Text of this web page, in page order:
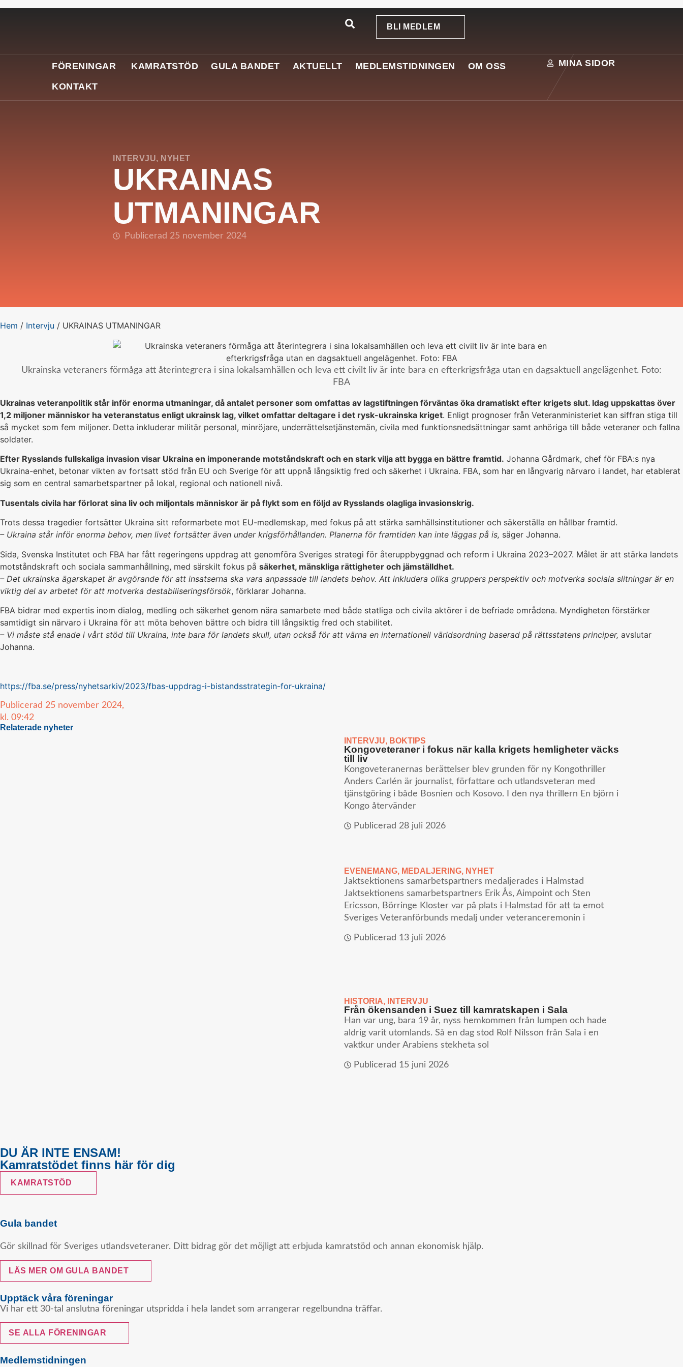
BLI MEDLEM
FÖRENINGAR KAMRATSTÖD GULA BANDET AKTUELLT MEDLEMSTIDNINGEN
OM OSS
KONTAKT
MINA SIDOR
INTERVJU, NYHET
UKRAINAS
UTMANINGAR
Publicerad 25 november 2024
Hem / Intervju / UKRAINAS UTMANINGAR
Ukrainska veteraners förmåga att återintegrera i sina lokalsamhällen och leva ett civilt liv är inte bara en efterkrigsfråga utan en dagsaktuell angelägenhet. Foto:
FBA
Ukrainas veteranpolitik står inför enorma utmaningar, då antalet personer som omfattas av lagstiftningen förväntas öka dramatiskt efter krigets slut. Idag uppskattas över
1,2 miljoner människor ha veteranstatus enligt ukrainsk lag, vilket omfattar deltagare i det rysk-ukrainska kriget. Enligt prognoser från Veteranministeriet kan siffran stiga till
så mycket som fem miljoner. Detta inkluderar militär personal, minröjare, underrättelsetjänstemän, civila med funktionsnedsättningar samt anhöriga till både veteraner och fallna
soldater.
Efter Rysslands fullskaliga invasion visar Ukraina en imponerande motståndskraft och en stark vilja att bygga en bättre framtid. Johanna Gårdmark, chef för FBA:s nya
Ukraina-enhet, betonar vikten av fortsatt stöd från EU och Sverige för att uppnå långsiktig fred och säkerhet i Ukraina. FBA, som har en långvarig närvaro i landet, har etablerat
sig som en central samarbetspartner på lokal, regional och nationell nivå.
Tusentals civila har förlorat sina liv och miljontals människor är på flykt som en följd av Rysslands olagliga invasionskrig.
Trots dessa tragedier fortsätter Ukraina sitt reformarbete mot EU-medlemskap, med fokus på att stärka samhällsinstitutioner och säkerställa en hållbar framtid.
– Ukraina står inför enorma behov, men livet fortsätter även under krigsförhållanden. Planerna för framtiden kan inte läggas på is, säger Johanna.
Sida, Svenska Institutet och FBA har fått regeringens uppdrag att genomföra Sveriges strategi för återuppbyggnad och reform i Ukraina 2023–2027. Målet är att stärka landets
motståndskraft och sociala sammanhållning, med särskilt fokus på säkerhet, mänskliga rättigheter och jämställdhet.
– Det ukrainska ägarskapet är avgörande för att insatserna ska vara anpassade till landets behov. Att inkludera olika gruppers perspektiv och motverka sociala slitningar är en
viktig del av arbetet för att motverka destabiliseringsförsök, förklarar Johanna.
FBA bidrar med expertis inom dialog, medling och säkerhet genom nära samarbete med både statliga och civila aktörer i de befriade områdena. Myndigheten förstärker
samtidigt sin närvaro i Ukraina för att möta behoven bättre och bidra till långsiktig fred och stabilitet.
– Vi måste stå enade i vårt stöd till Ukraina, inte bara för landets skull, utan också för att värna en internationell världsordning baserad på rättsstatens principer, avslutar
Johanna.
https://fba.se/press/nyhetsarkiv/2023/fbas-uppdrag-i-bistandsstrategin-for-ukraina/
Publicerad 25 november 2024,
kl. 09:42
Relaterade nyheter
INTERVJU, BOKTIPS
Kongoveteraner i fokus när kalla krigets hemligheter väcks
till liv
Kongoveteranernas berättelser blev grunden för ny Kongothriller
Anders Carlén är journalist, författare och utlandsveteran med
tjänstgöring i både Bosnien och Kosovo. I den nya thrillern En björn i
Kongo återvänder
Publicerad 28 juli 2026
EVENEMANG, MEDALJERING, NYHET
Jaktsektionens samarbetspartners medaljerades i Halmstad
Jaktsektionens samarbetspartners Erik Ås, Aimpoint och Sten
Ericsson, Börringe Kloster var på plats i Halmstad för att ta emot
Sveriges Veteranförbunds medalj under veteranceremonin i
Publicerad 13 juli 2026
HISTORIA, INTERVJU
Från ökensanden i Suez till kamratskapen i Sala
Han var ung, bara 19 år, nyss hemkommen från lumpen och hade
aldrig varit utomlands. Så en dag stod Rolf Nilsson från Sala i en
vaktkur under Arabiens stekheta sol
Publicerad 15 juni 2026
DU ÄR INTE ENSAM!
Kamratstödet finns här för dig
KAMRATSTÖD
Gula bandet
Gör skillnad för Sveriges utlandsveteraner. Ditt bidrag gör det möjligt att erbjuda kamratstöd och annan ekonomisk hjälp.
LÄS MER OM GULA BANDET
Upptäck våra föreningar
Vi har ett 30-tal anslutna föreningar utspridda i hela landet som arrangerar regelbundna träffar.
SE ALLA FÖRENINGAR
Medlemstidningen